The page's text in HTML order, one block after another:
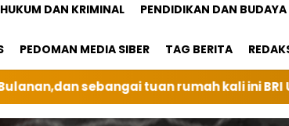
HUKUM DAN KRIMINAL PENDIDIKAN DAN BUDAYA
PEDOMAN MEDIA SIBER TAG BERITA
kali ini BRI Unit Silindung Tarutung